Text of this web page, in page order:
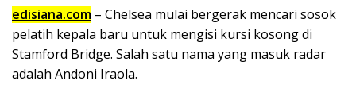
edisiana.com – Chelsea mulai bergerak mencari sosok
pelatih kepala baru untuk mengisi kursi kosong di
Stamford Bridge. Salah satu nama yang masuk radar
adalah Andoni Iraola.